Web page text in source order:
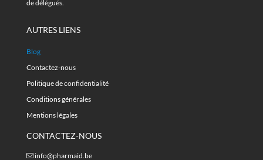
de délégués.
AUTRES LIENS
Blog
Contactez-nous
Politique de confidentialité
Conditions générales
Mentions légales
CONTACTEZ-NOUS
info@pharmaid.be